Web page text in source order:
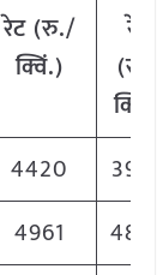
रेट (रु./
क्विं.)
रेट
(रु
क्विं
4420
4961